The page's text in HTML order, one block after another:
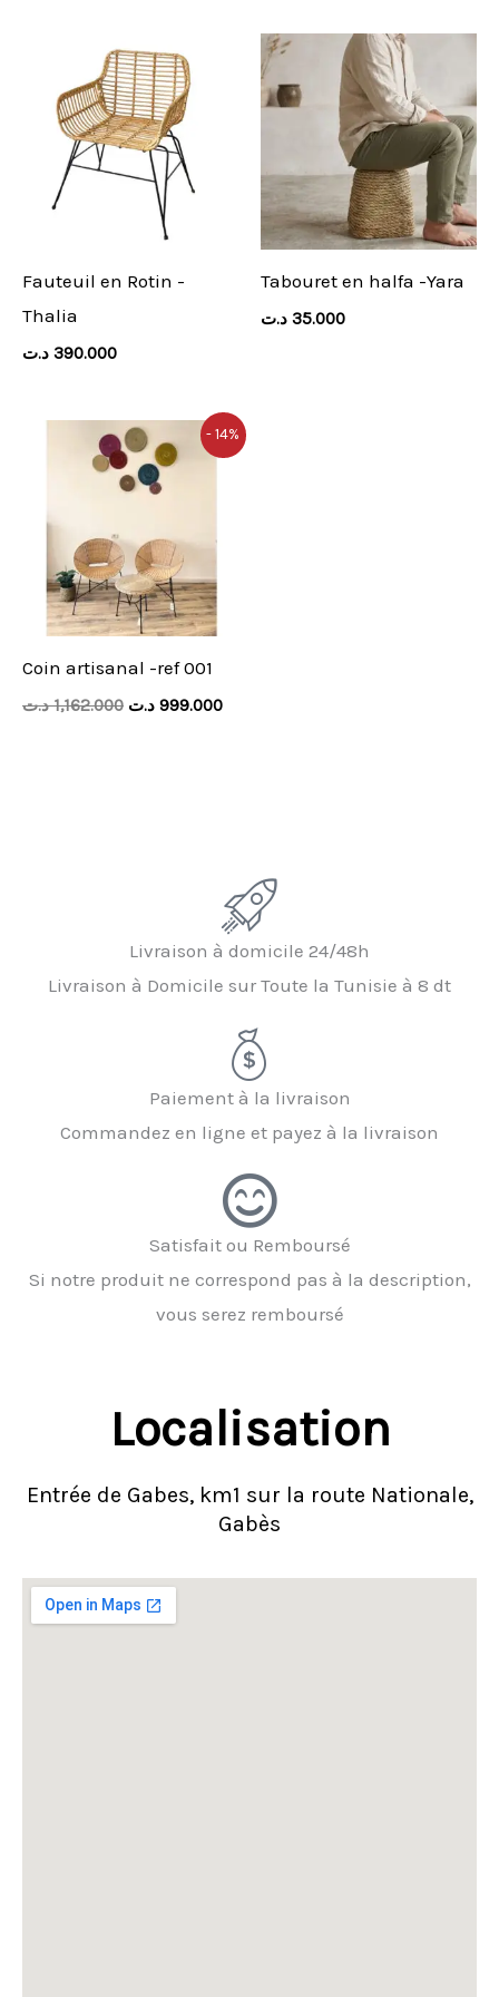
Fauteuil en Rotin -
Thalia
390.000 د.ت
Tabouret en halfa -Yara
35.000 د.ت
- 14%
Coin artisanal -ref 001
1,162.000 د.ت
Le
prix
initial
était :
999.000 د.ت
Le
prix
Livraison à domicile 24/48h
Livraison à Domicile sur Toute la Tunisie à 8 dt
Paiement à la livraison
Commandez en ligne et payez à la livraison
Satisfait ou Remboursé
Si notre produit ne correspond pas à la description,
vous serez remboursé
Localisation
Entrée de Gabes, km1 sur la route Nationale,
Gabès